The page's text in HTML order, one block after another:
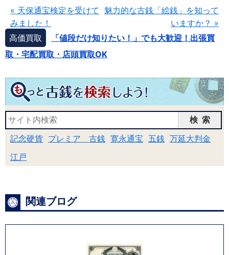
« 天保通宝検定を受けて
みました！
魅力的な古銭「絵銭」を知って
いますか？ »
高価買取
「値段だけ知りたい！」でも大歓迎！出張買
取・宅配買取・店頭買取OK
検索
記念硬貨 プレミア 古銭 寛永通宝 五銭 万延大判金
江戸
関連ブログ